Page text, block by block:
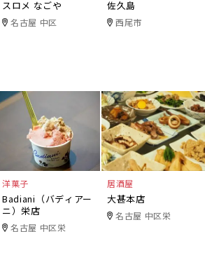
スロメ なごや
名古屋 中区
佐久島
西尾市
洋菓子
Badiani（バディアー
ニ）栄店
名古屋 中区栄
居酒屋
大甚本店
名古屋 中区栄